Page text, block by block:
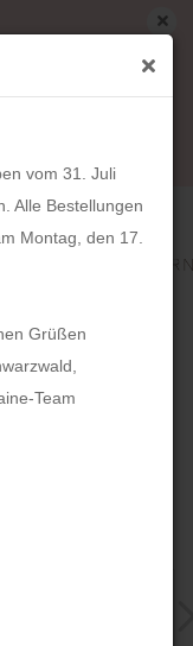
vom 31. Juli
Alle Bestellungen
Montag, den 17.
Grüßen
Team
bis 16.
ab Montag,